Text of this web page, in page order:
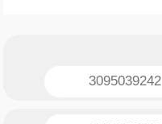
3095039242